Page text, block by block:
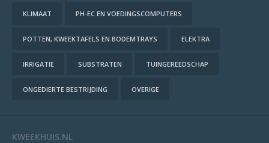
KLIMAAT PH-EC EN VOEDINGSCOMPUTERS
POTTEN, KWEEKTAFELS EN BODEMTRAYS ELEKTRA
IRRIGATIE SUBSTRATEN TUINGEREEDSCHAP
ONGEDIERTE BESTRIJDING OVERIGE
KWEEKHUIS.NL